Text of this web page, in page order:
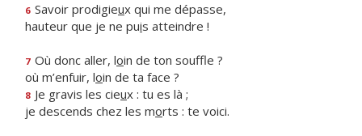
6 Savoir prodigieux qui me dépasse,
hauteur que je ne puis atteindre !
7 Où donc aller, loin de ton souffle ?
où m’enfuir, loin de ta face ?
8 Je gravis les cieux : tu es là ;
je descends chez les morts : te voici.